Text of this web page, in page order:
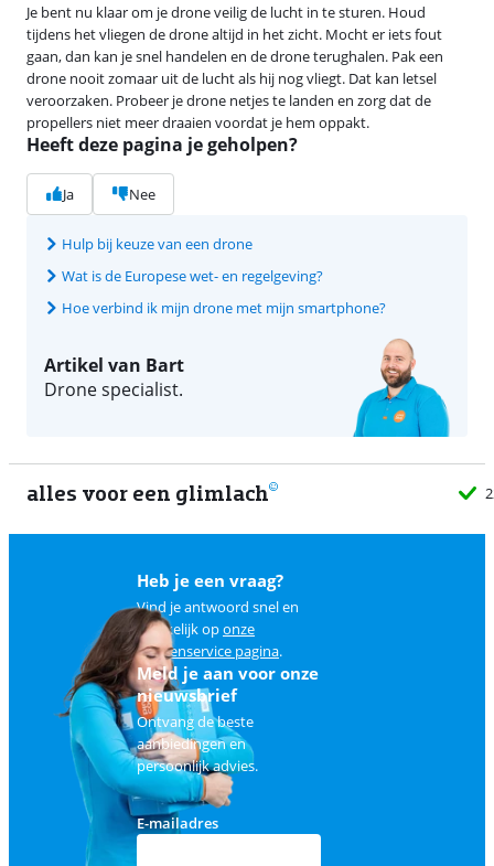
Je bent nu klaar om je drone veilig de lucht in te sturen. Houd
tijdens het vliegen de drone altijd in het zicht. Mocht er iets fout
gaan, dan kan je snel handelen en de drone terughalen. Pak een
drone nooit zomaar uit de lucht als hij nog vliegt. Dat kan letsel
veroorzaken. Probeer je drone netjes te landen en zorg dat de
propellers niet meer draaien voordat je hem oppakt.
Heeft deze pagina je geholpen?
Ja Nee
Hulp bij keuze van een drone
Wat is de Europese wet- en regelgeving?
Hoe verbind ik mijn drone met mijn smartphone?
Artikel van Bart
Drone specialist.
alles voor een glimlach
Heb je een vraag?
Vind je antwoord snel en
makkelijk oponze
klantenservice pagina.
Meld je aan voor onze
nieuwsbrief
Ontvang de beste
aanbiedingen en
persoonlijk advies.
E-mailadres